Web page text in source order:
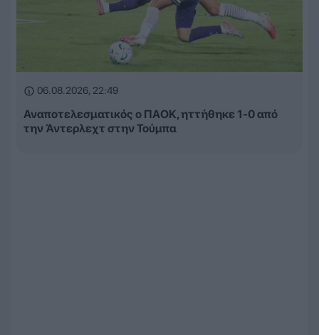
06.08.2026, 22:49
Αναποτελεσματικός ο ΠΑΟΚ, ηττήθηκε 1-0 από
την Άντερλεχτ στην Τούμπα